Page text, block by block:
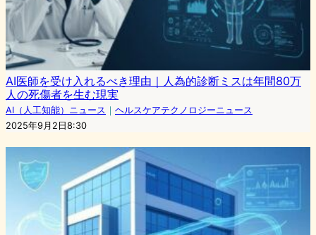
AI医師を受け入れるべき理由｜人為的診断ミスは年間80万
人の死傷者を生む現実
AI（人工知能）ニュース ｜ ヘルスケアテクノロジーニュース
2025年9月2日8:30